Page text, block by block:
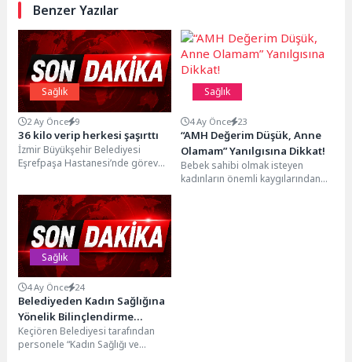
Benzer Yazılar
Sağlık
2 Ay Önce 9
36 kilo verip herkesi şaşırttı
İzmir Büyükşehir Belediyesi
Eşrefpaşa Hastanesi’nde görev
düştü....
Sağlık
4 Ay Önce 23
“AMH Değerim Düşük, Anne
Olamam” Yanılgısına Dikkat!
Bebek sahibi olmak isteyen
kadınların önemli kaygılarından
Sağlık
4 Ay Önce 24
Belediyeden Kadın Sağlığına
Yönelik Bilinçlendirme
Semineri
Keçiören Belediyesi tarafından
personele “Kadın Sağlığı ve